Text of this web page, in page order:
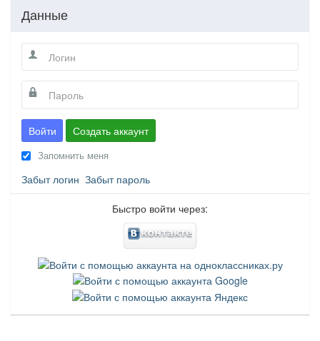
Данные
Войти Создать аккаунт
Запомнить меня
Забыт логин Забыт пароль
Быстро войти через: